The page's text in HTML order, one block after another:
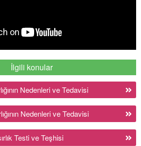
İlgili konular
Nedenleri ve Tedavisi
Nedenleri ve Tedavisi
Testi ve Teşhisi